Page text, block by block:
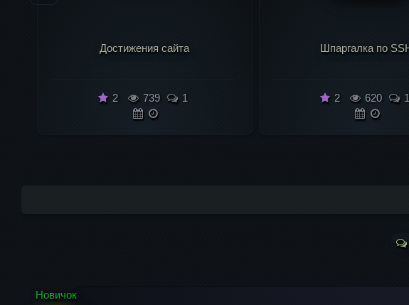
Шпаргалка по SSH
2 620 1
Список цветов
2 709 1
Новичок